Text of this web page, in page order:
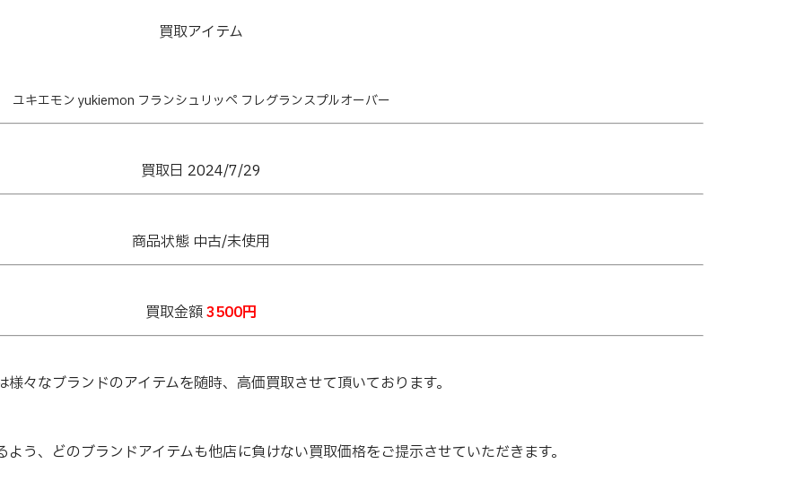
買取アイテム
ユキエモン yukiemon フランシュリッペ フレグランスプルオーバー
買取日 2024/7/29
商品状態 中古/未使用
買取金額3500円
様々なブランドのアイテムを随時、高価買取させて頂いております。
う、どのブランドアイテムも他店に負けない買取価格をご提示させていただきます。